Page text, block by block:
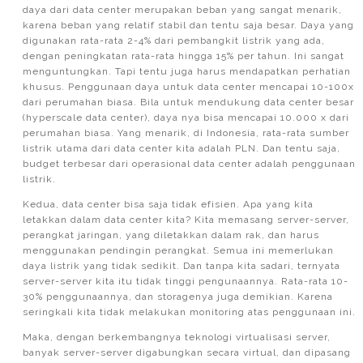
daya dari data center merupakan beban yang sangat menarik,
karena beban yang relatif stabil dan tentu saja besar. Daya yang
digunakan rata-rata 2-4% dari pembangkit listrik yang ada,
dengan peningkatan rata-rata hingga 15% per tahun. Ini sangat
menguntungkan. Tapi tentu juga harus mendapatkan perhatian
khusus. Penggunaan daya untuk data center mencapai 10-100x
dari perumahan biasa. Bila untuk mendukung data center besar
(hyperscale data center), daya nya bisa mencapai 10.000 x dari
perumahan biasa. Yang menarik, di Indonesia, rata-rata sumber
listrik utama dari data center kita adalah PLN. Dan tentu saja,
budget terbesar dari operasional data center adalah penggunaan
listrik.
Kedua, data center bisa saja tidak efisien. Apa yang kita
letakkan dalam data center kita? Kita memasang server-server,
perangkat jaringan, yang diletakkan dalam rak, dan harus
menggunakan pendingin perangkat. Semua ini memerlukan
daya listrik yang tidak sedikit. Dan tanpa kita sadari, ternyata
server-server kita itu tidak tinggi pengunaannya. Rata-rata 10-
30% penggunaannya, dan storagenya juga demikian. Karena
seringkali kita tidak melakukan monitoring atas penggunaan ini.
Maka, dengan berkembangnya teknologi virtualisasi server,
banyak server-server digabungkan secara virtual, dan dipasang